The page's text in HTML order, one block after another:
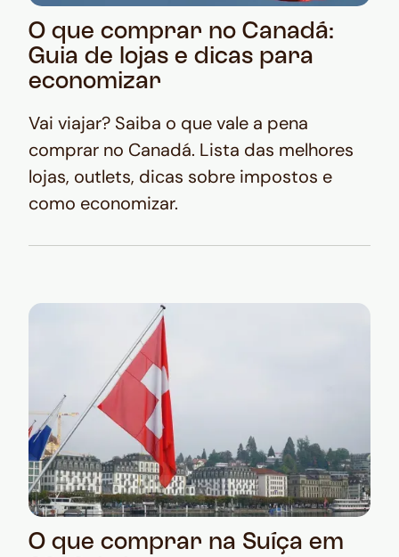
O que comprar no Canadá:
Guia de lojas e dicas para
economizar
Vai viajar? Saiba o que vale a pena
comprar no Canadá. Lista das melhores
lojas, outlets, dicas sobre impostos e
como economizar.
O que comprar na Suíça em